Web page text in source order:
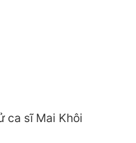
ca sĩ Mai Khôi